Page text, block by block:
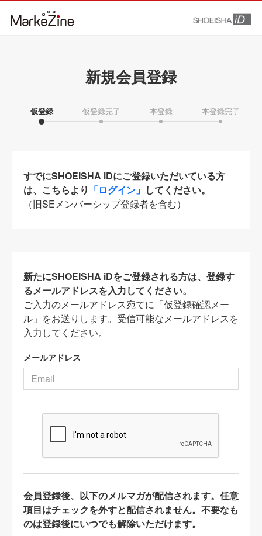
新規会員登録
仮登録 仮登録完了 本登録 本登録完了
すでにSHOEISHA iDにご登録いただいている方
は、こちらより 「ログイン」 してください。
（旧SEメンバーシップ登録者を含む）
新たにSHOEISHA iDをご登録される方は、登録す
るメールアドレスを入力してください。
ご入力のメールアドレス宛てに「仮登録確認メー
ル」をお送りします。受信可能なメールアドレスを
入力してください。
メールアドレス
会員登録後、以下のメルマガが配信されます。任意
項目はチェックを外すと配信されません。不要なも
のは登録後にいつでも解除いただけます。